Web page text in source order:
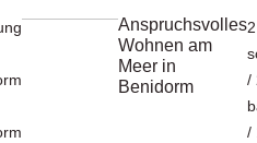
Anspruchsvolles
Wohnen am
Meer in
Benidorm
2
/
/